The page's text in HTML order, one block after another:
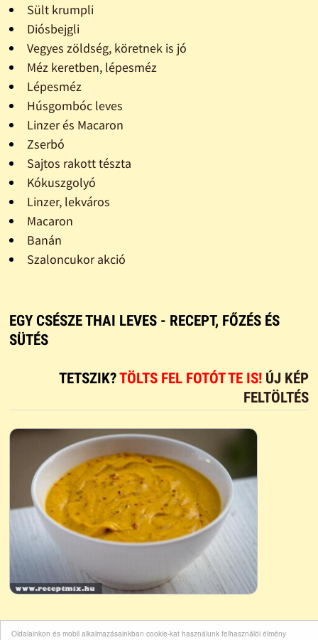
Oldalainkon és mobil alkalmazásainkban cookie-kat használunk felhasználói élmény
Sült krumpli
Diósbejgli
Vegyes zöldség, köretnek is jó
Méz keretben, lépesméz
Lépesméz
Húsgombóc leves
Linzer és Macaron
Zserbó
Sajtos rakott tészta
Kókuszgolyó
Linzer, lekváros
Macaron
Banán
Szaloncukor akció
EGY CSÉSZE THAI LEVES - RECEPT, FŐZÉS ÉS
SÜTÉS
TETSZIK?TÖLTS FEL FOTÓT TE IS! ÚJ KÉP
FELTÖLTÉS